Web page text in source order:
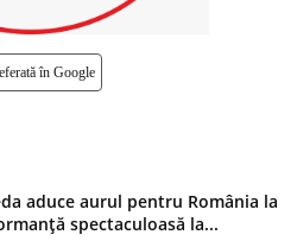
în Google
aduce aurul pentru România la
spectaculoasă la...